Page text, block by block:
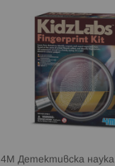
4M Детективска наука